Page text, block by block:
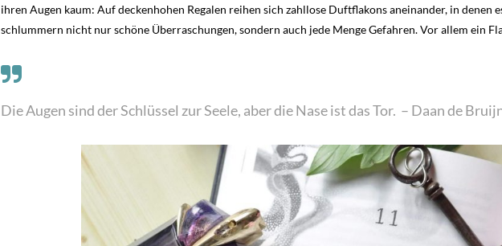
ihren Augen kaum: Auf deckenhohen Regalen reihen sich zahllose Duftflakons aneinander, in
schlummern nicht nur schöne Überraschungen, sondern auch jede Menge Gefahren. Vor allem ein
Die Augen sind der Schlüssel zur Seele, aber die Nase ist das Tor. – Daan de